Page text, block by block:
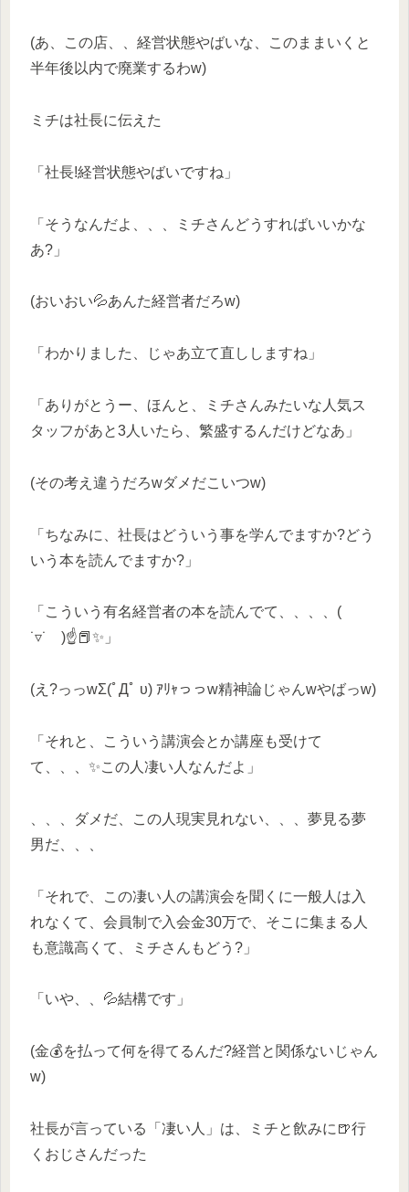
(あ、この店、、経営状態やばいな、このままいくと
半年後以内で廃業するわw)
ミチは社長に伝えた
「社長!経営状態やばいですね」
「そうなんだよ、、、ミチさんどうすればいいかな
あ?」
(おいおい💦あんた経営者だろw)
「わかりました、じゃあ立て直ししますね」
「ありがとうー、ほんと、ミチさんみたいな人気ス
タッフがあと3人いたら、繁盛するんだけどなあ」
(その考え違うだろwダメだこいつw)
「ちなみに、社長はどういう事を学んでますか?どう
いう本を読んでますか?」
「こういう有名経営者の本を読んでて、、、、(
˙▿˙ )☝📕✨」
(え?っっwΣ(ﾟДﾟ υ) ｱﾘｬっっw精神論じゃんwやばっw)
「それと、こういう講演会とか講座も受けて
て、、、✨️この人凄い人なんだよ」
、、、ダメだ、この人現実見れない、、、夢見る夢
男だ、、、
「それで、この凄い人の講演会を聞くに一般人は入
れなくて、会員制で入会金30万で、そこに集まる人
も意識高くて、ミチさんもどう?」
「いや、、💦結構です」
(金💰を払って何を得てるんだ?経営と関係ないじゃん
w)
社長が言っている「凄い人」は、ミチと飲みに🍺行
くおじさんだった